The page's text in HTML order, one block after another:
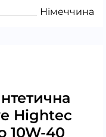
Німеччина
Hightec
10W-40